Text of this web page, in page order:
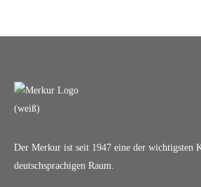
Der Merkur ist seit 1947 eine der wichtigsten
deutschsprachigen Raum.